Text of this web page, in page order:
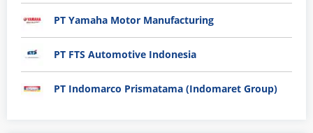
PT Yamaha Motor Manufacturing
PT FTS Automotive Indonesia
PT Indomarco Prismatama (Indomaret Group)